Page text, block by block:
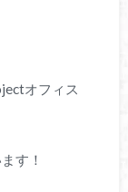
オフィス
す！